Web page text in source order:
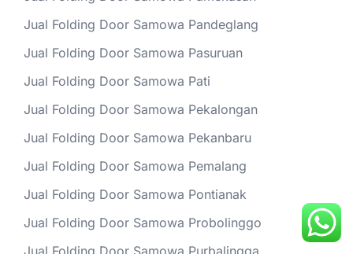
Jual Folding Door Samowa Pandeglang
Jual Folding Door Samowa Pasuruan
Jual Folding Door Samowa Pati
Jual Folding Door Samowa Pekalongan
Jual Folding Door Samowa Pekanbaru
Jual Folding Door Samowa Pemalang
Jual Folding Door Samowa Pontianak
Jual Folding Door Samowa Probolinggo